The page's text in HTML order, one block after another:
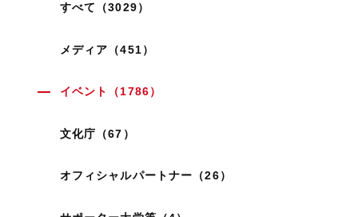
すべて（3029）
メディア（451）
イベント（1786）
文化庁（67）
オフィシャルパートナー（26）